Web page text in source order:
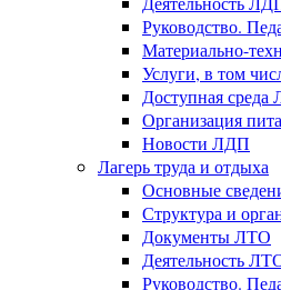
Руководство.
Материально-
Услуги, в том
Доступная
Организация
Новости ЛДП
Лагерь труда и отдыха
Основные
Структура и
Документы ЛТО
Деятельность
Руководство.